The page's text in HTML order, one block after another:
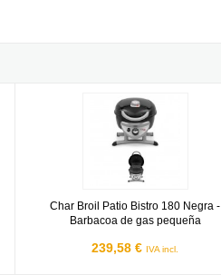
Char Broil Patio Bistro 180 Negra -
Barbacoa de gas pequeña
239,58 € IVA incl.